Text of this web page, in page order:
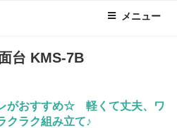
メニュー
台 KMS-7B
がおすすめ☆ 軽くて丈夫、ワ
クラク組み立て♪